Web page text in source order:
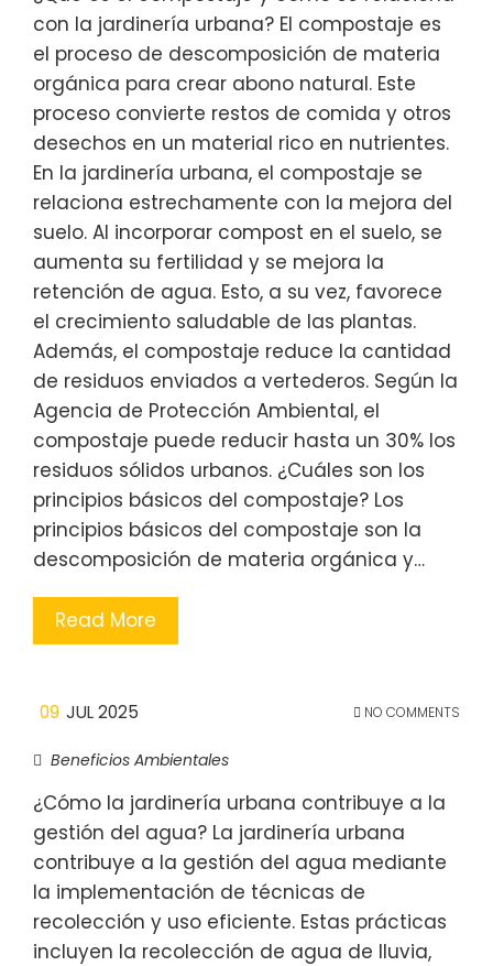
con la jardinería urbana? El compostaje es
el proceso de descomposición de materia
orgánica para crear abono natural. Este
proceso convierte restos de comida y otros
desechos en un material rico en nutrientes.
En la jardinería urbana, el compostaje se
relaciona estrechamente con la mejora del
suelo. Al incorporar compost en el suelo, se
aumenta su fertilidad y se mejora la
retención de agua. Esto, a su vez, favorece
el crecimiento saludable de las plantas.
Además, el compostaje reduce la cantidad
de residuos enviados a vertederos. Según la
Agencia de Protección Ambiental, el
compostaje puede reducir hasta un 30% los
residuos sólidos urbanos. ¿Cuáles son los
principios básicos del compostaje? Los
principios básicos del compostaje son la
descomposición de materia orgánica y…
Read More
09 JUL 2025 NO COMMENTS
Beneficios Ambientales
¿Cómo la jardinería urbana contribuye a la
gestión del agua? La jardinería urbana
contribuye a la gestión del agua mediante
la implementación de técnicas de
recolección y uso eficiente. Estas prácticas
incluyen la recolección de agua de lluvia,